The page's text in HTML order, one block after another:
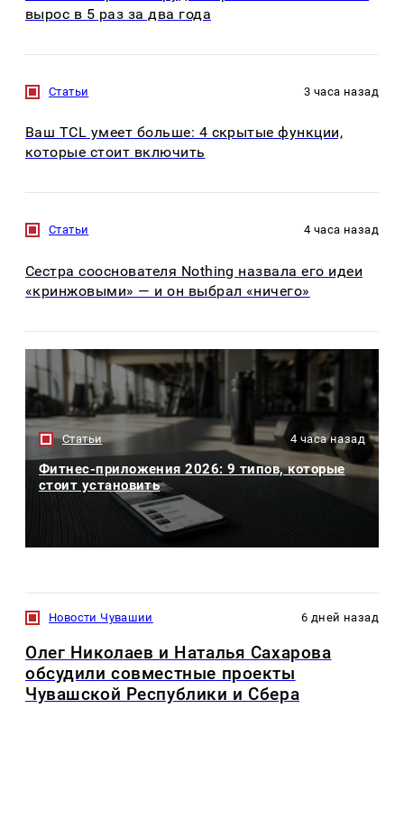
вырос в 5 раз за два года
Статьи 3 часа назад
Ваш TCL умеет больше: 4 скрытые функции,
которые стоит включить
Статьи 4 часа назад
Сестра сооснователя Nothing назвала его идеи
«кринжовыми» — и он выбрал «ничего»
Статьи 4 часа назад
Фитнес-приложения 2026: 9 типов, которые
стоит установить
Новости Чувашии 6 дней назад
Олег Николаев и Наталья Сахарова
обсудили совместные проекты
Чувашской Республики и Сбера